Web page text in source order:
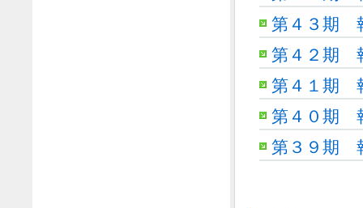
第４３期
第４２期
第４１期
第４０期
第３９期